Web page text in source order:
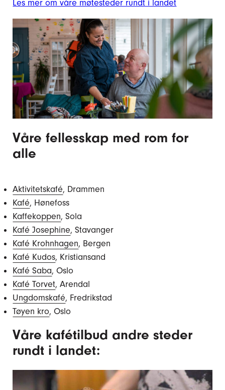
Les mer om våre møtesteder rundt i landet
Våre fellesskap med rom for
alle
Aktivitetskafé, Drammen
Kafé, Hønefoss
Kaffekoppen, Sola
Kafé Josephine, Stavanger
Kafé Krohnhagen, Bergen
Kafé Kudos, Kristiansand
Kafé Saba, Oslo
Kafé Torvet, Arendal
Ungdomskafé, Fredrikstad
Tøyen kro, Oslo
Våre kafétilbud andre steder
rundt i landet: